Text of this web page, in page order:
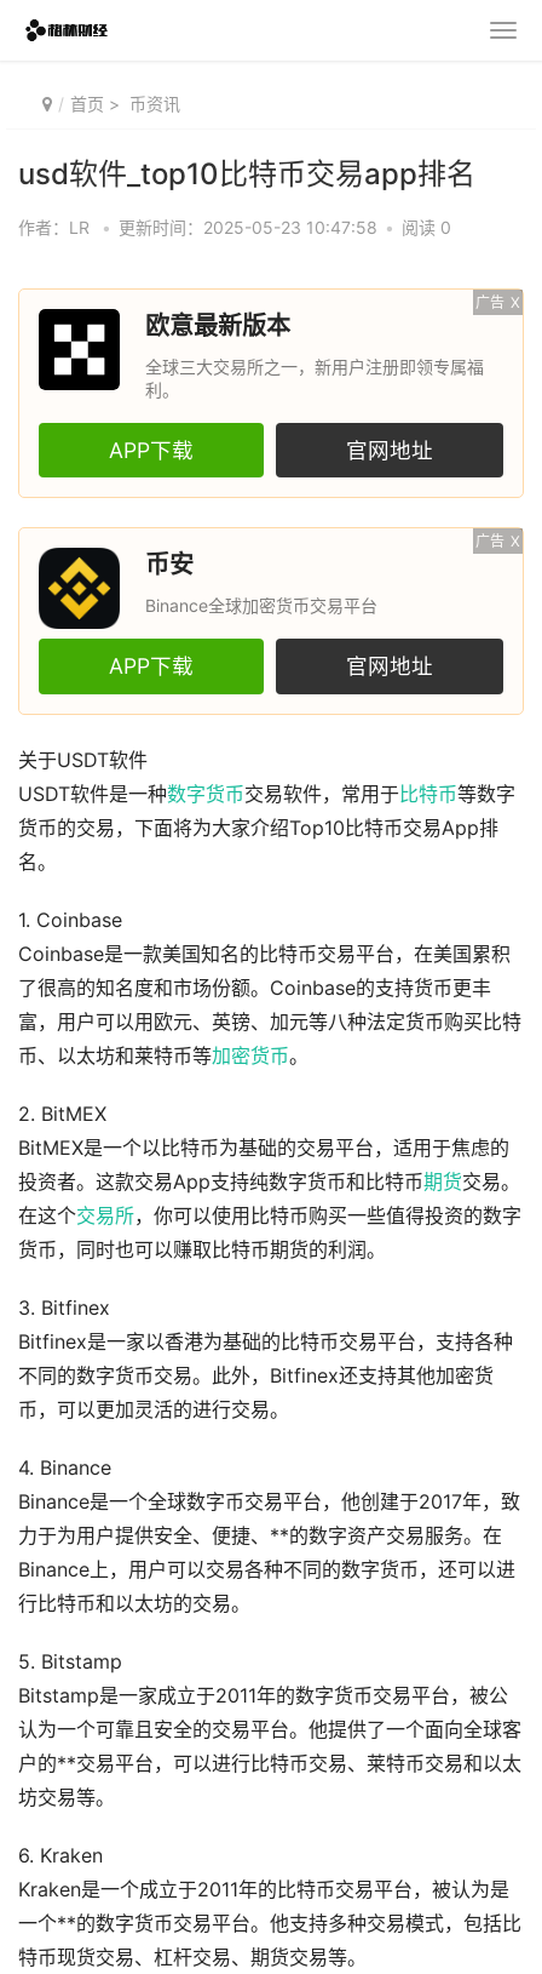
首页 > 币资讯
usd软件_top10比特币交易app排名
作者：LR • 更新时间：2025-05-23 10:47:58 • 阅读 0
广告 X
欧意最新版本
全球三大交易所之一，新用户注册即领专属福
利。
APP下载 官网地址
广告 X
币安
Binance全球加密货币交易平台
APP下载 官网地址
关于USDT软件
USDT软件是一种数字货币交易软件，常用于比特币等数字
货币的交易，下面将为大家介绍Top10比特币交易App排
名。
1. Coinbase
Coinbase是一款美国知名的比特币交易平台，在美国累积
了很高的知名度和市场份额。Coinbase的支持货币更丰
富，用户可以用欧元、英镑、加元等八种法定货币购买比特
币、以太坊和莱特币等加密货币。
2. BitMEX
BitMEX是一个以比特币为基础的交易平台，适用于焦虑的
投资者。这款交易App支持纯数字货币和比特币期货交易。
在这个交易所，你可以使用比特币购买一些值得投资的数字
货币，同时也可以赚取比特币期货的利润。
3. Bitfinex
Bitfinex是一家以香港为基础的比特币交易平台，支持各种
不同的数字货币交易。此外，Bitfinex还支持其他加密货
币，可以更加灵活的进行交易。
4. Binance
Binance是一个全球数字币交易平台，他创建于2017年，致
力于为用户提供安全、便捷、**的数字资产交易服务。在
Binance上，用户可以交易各种不同的数字货币，还可以进
行比特币和以太坊的交易。
5. Bitstamp
Bitstamp是一家成立于2011年的数字货币交易平台，被公
认为一个可靠且安全的交易平台。他提供了一个面向全球客
户的**交易平台，可以进行比特币交易、莱特币交易和以太
坊交易等。
6. Kraken
Kraken是一个成立于2011年的比特币交易平台，被认为是
一个**的数字货币交易平台。他支持多种交易模式，包括比
特币现货交易、杠杆交易、期货交易等。